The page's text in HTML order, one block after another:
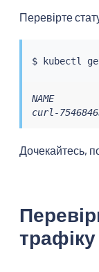
Перевірте
$ kubectl
NAME
curl-
Дочекайтесь,
трафіку